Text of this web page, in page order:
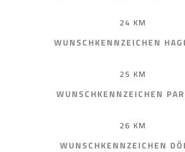
24 KM
WUNSCHKENNZEICHEN
25 KM
WUNSCHKENNZEICHEN
26 KM
WUNSCHKENNZEICHEN